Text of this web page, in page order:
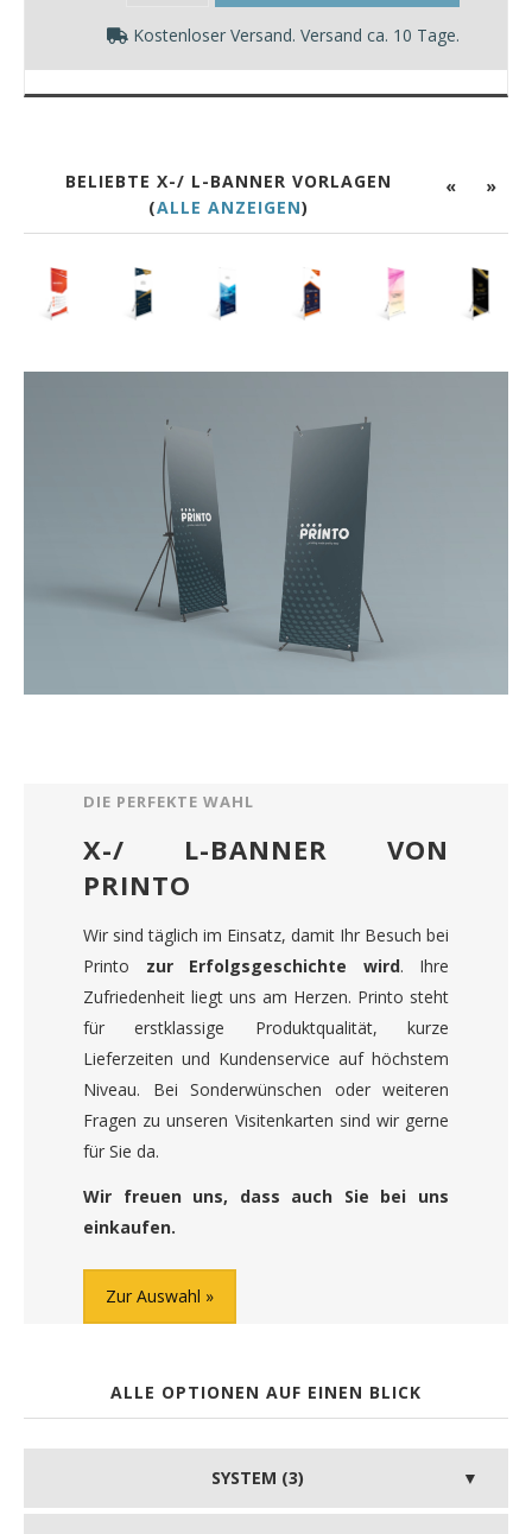
Kostenloser Versand. Versand ca. 10 Tage.
« »
BELIEBTE X-/ L-BANNER VORLAGEN
(ALLE ANZEIGEN)
DIE PERFEKTE WAHL
X-/ L-BANNER VON
PRINTO
Wir sind täglich im Einsatz, damit Ihr Besuch bei
Printo zur Erfolgsgeschichte wird. Ihre
Zufriedenheit liegt uns am Herzen. Printo steht
für erstklassige Produktqualität, kurze
Lieferzeiten und Kundenservice auf höchstem
Niveau. Bei Sonderwünschen oder weiteren
Fragen zu unseren Visitenkarten sind wir gerne
für Sie da.
Wir freuen uns, dass auch Sie bei uns
einkaufen.
Zur Auswahl
ALLE OPTIONEN AUF EINEN BLICK
SYSTEM (3)